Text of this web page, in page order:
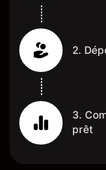
2.
3.
prêt